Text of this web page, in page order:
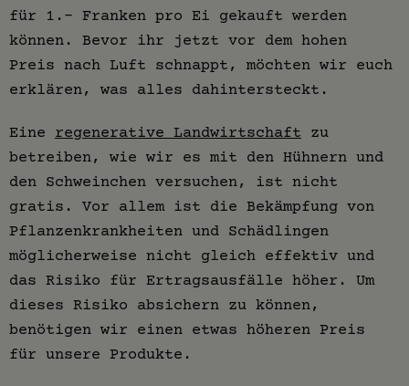
für 1.- Franken pro Ei gekauft werden
können. Bevor ihr jetzt vor dem hohen
Preis nach Luft schnappt, möchten wir euch
erklären, was alles dahintersteckt.
Eine regenerative Landwirtschaft zu
betreiben, wie wir es mit den Hühnern und
den Schweinchen versuchen, ist nicht
gratis. Vor allem ist die Bekämpfung von
Pflanzenkrankheiten und Schädlingen
möglicherweise nicht gleich effektiv und
das Risiko für Ertragsausfälle höher. Um
dieses Risiko absichern zu können,
benötigen wir einen etwas höheren Preis
für unsere Produkte.